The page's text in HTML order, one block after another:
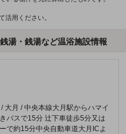
活用ください。
湯・銭湯など温浴施設情報
大月 / 中央本線大月駅からハマイ
バスで15分 辻下車徒歩5分又は
で約15分中央自動車道大月ICよ